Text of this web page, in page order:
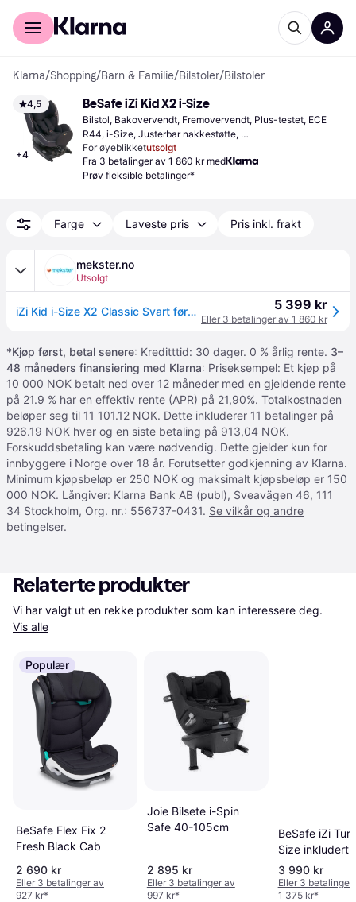
For kunder
Klarna/Shopping/Barn & Familie/Bilstoler/Bilstoler
4,5
+4
BeSafe iZi Kid X2 i-Size
Bilstol, Bakovervendt, Fremovervendt, Plus-testet, ECE
R44, i-Size, Justerbar nakkestøtte,
Sidekollisjonsbeskyttelse (ASIP), Vaskbart trekk
For øyeblikketutsolgt
Fra 3 betalinger av 1 860 kr med
Prøv fleksible betalinger*
Farge Laveste pris Pris inkl. frakt
mekster.no
Utsolgt
iZi Kid i-Size X2 Classic Svart førerhus 5 399 kr
Eller 3 betalinger av 1 860 kr
*Kjøp først, betal senere: Kreditttid: 30 dager. 0 % årlig rente. 3–
48 måneders finansiering med Klarna: Priseksempel: Et kjøp på
10 000 NOK betalt ned over 12 måneder med en gjeldende rente
på 21.9 % har en effektiv rente (APR) på 21,90%. Totalkostnaden
beløper seg til 11 101.12 NOK. Dette inkluderer 11 betalinger på
926.19 NOK hver og en siste betaling på 913,04 NOK.
Forskuddsbetaling kan være nødvendig. Dette gjelder kun for
innbyggere i Norge over 18 år. Forutsetter godkjenning av Klarna.
Minimum kjøpsbeløp er 250 NOK og maksimalt kjøpsbeløp er 150
000 NOK. Långiver: Klarna Bank AB (publ), Sveavägen 46, 111
34 Stockholm, Org. nr.: 556737-0431. Se vilkår og andre
betingelser.
Relaterte produkter
Vis alle
Populær
BeSafe Flex Fix 2
Fresh Black Cab
2 690 kr
Eller 3 betalinger av
927 kr*
Joie Bilsete i-Spin
Safe 40-105cm
2 895 kr
Eller 3 betalinger av
997 kr*
BeSafe iZi
Size inkludert
3 990 kr
Eller 3 betalinger
1 375 kr*